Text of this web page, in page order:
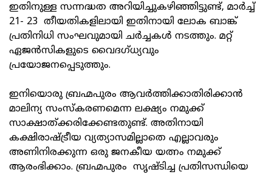
ഇതിനുള്ള സന്നദ്ധത അറിയിച്ചുകഴിഞ്ഞിട്ടുണ്ട്, മാര്‍ച്ച്
21- 23 തീയതികളിലായി ഇതിനായി ലോക ബാങ്ക്
പ്രതിനിധി സംഘവുമായി ചര്‍ച്ചകള്‍ നടത്തും. മറ്റ്
ഏജന്‍സികളുടെ വൈദഗ്ധ്യവും
പ്രയോജനപ്പെടുത്തും.
ഇനിയൊരു ബ്രഹ്മപുരം ആവര്‍ത്തിക്കാതിരിക്കാന്‍
മാലിന്യ സംസ്കരണമെന്ന ലക്ഷ്യം നമുക്ക്
സാക്ഷാത്ക്കരിക്കേണ്ടതുണ്ട്. അതിനായി
കക്ഷിരാഷ്ട്രീയ വ്യത്യാസമില്ലാതെ എല്ലാവരും
അണിനിരക്കുന്ന ഒരു ജനകീയ യത്നം നമുക്ക്
ആരംഭിക്കാം. ബ്രഹ്മപുരം സൃഷ്ടിച്ച പ്രതിസന്ധിയെ